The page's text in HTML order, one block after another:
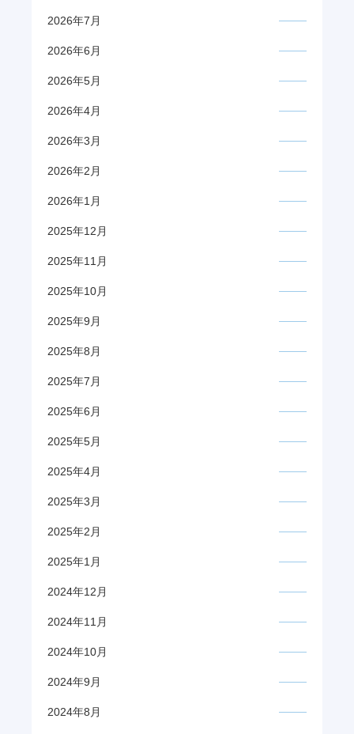
2026年7月
2026年6月
2026年5月
2026年4月
2026年3月
2026年2月
2026年1月
2025年12月
2025年11月
2025年10月
2025年9月
2025年8月
2025年7月
2025年6月
2025年5月
2025年4月
2025年3月
2025年2月
2025年1月
2024年12月
2024年11月
2024年10月
2024年9月
2024年8月